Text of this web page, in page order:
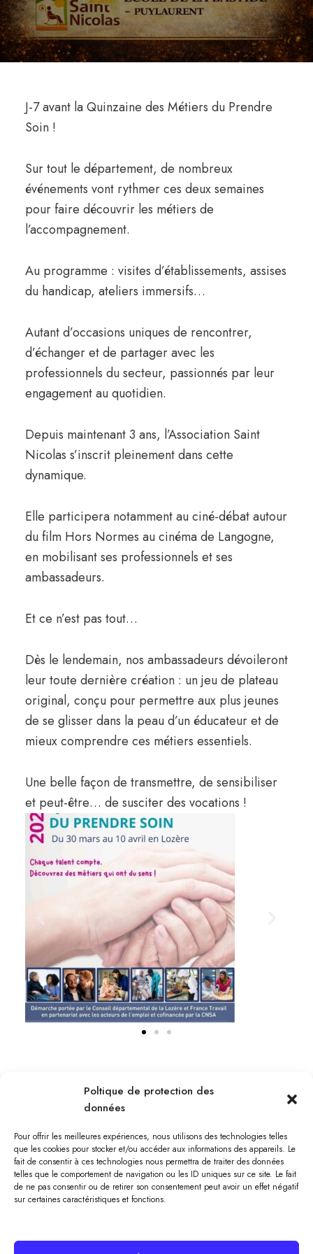
Poltique de protection des
données
Pour offrir les meilleures expériences, nous utilisons des technologies telles
que les cookies pour stocker et/ou accéder aux informations des appareils. Le
fait de consentir à ces technologies nous permettra de traiter des données
telles que le comportement de navigation ou les ID uniques sur ce site. Le fait
de ne pas consentir ou de retirer son consentement peut avoir un effet négatif
sur certaines caractéristiques et fonctions.
J-7 avant la Quinzaine des Métiers du Prendre
Soin !
Sur tout le département, de nombreux
événements vont rythmer ces deux semaines
pour faire découvrir les métiers de
l’accompagnement.
Au programme : visites d’établissements, assises
du handicap, ateliers immersifs…
Autant d’occasions uniques de rencontrer,
d’échanger et de partager avec les
professionnels du secteur, passionnés par leur
engagement au quotidien.
Depuis maintenant 3 ans, l’Association Saint
Nicolas s’inscrit pleinement dans cette
dynamique.
Elle participera notamment au ciné-débat autour
du film Hors Normes au cinéma de Langogne,
en mobilisant ses professionnels et ses
ambassadeurs.
Et ce n’est pas tout…
Dès le lendemain, nos ambassadeurs dévoileront
leur toute dernière création : un jeu de plateau
original, conçu pour permettre aux plus jeunes
de se glisser dans la peau d’un éducateur et de
mieux comprendre ces métiers essentiels.
Une belle façon de transmettre, de sensibiliser
et peut-être… de susciter des vocations !